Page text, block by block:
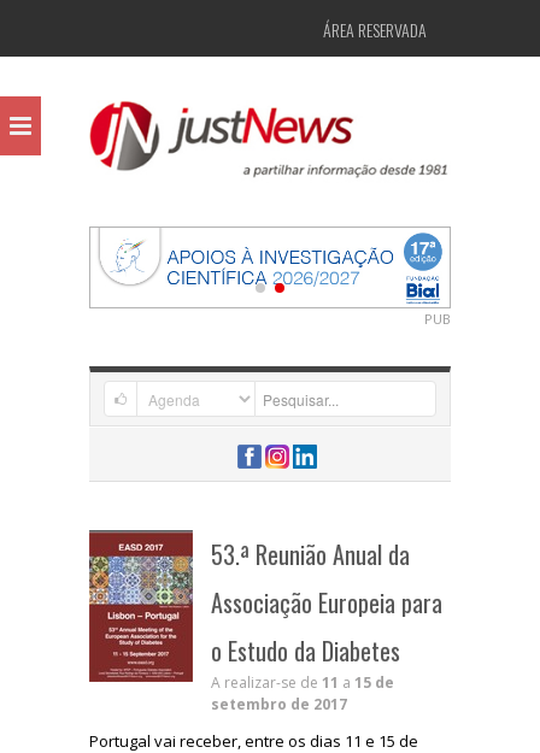
ÁREA RESERVADA
PUB
53.ª Reunião Anual da
Associação Europeia para
o Estudo da Diabetes
A realizar-se de 11 a 15 de
setembro de 2017
Portugal vai receber, entre os dias 11 e 15 de